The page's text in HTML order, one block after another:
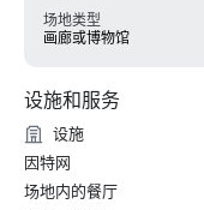
场地类型
画廊或博物馆
设施和服务
设施
因特网
场地内的餐厅